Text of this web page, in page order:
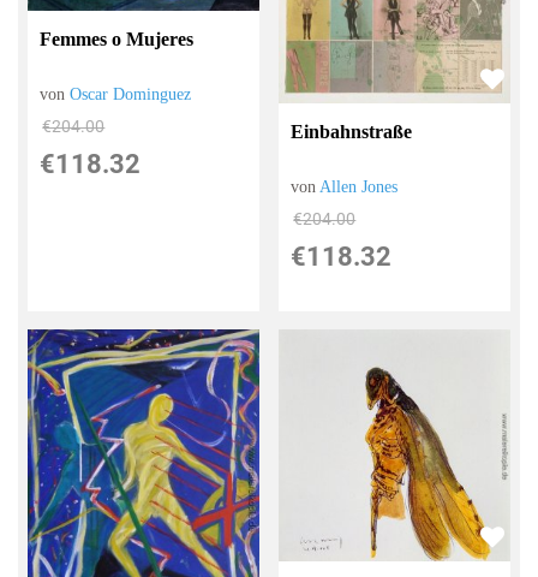
Femmes o Mujeres
vonOscar Dominguez
€204.00
€118.32
Einbahnstraße
von Allen Jones
€204.00
€118.32